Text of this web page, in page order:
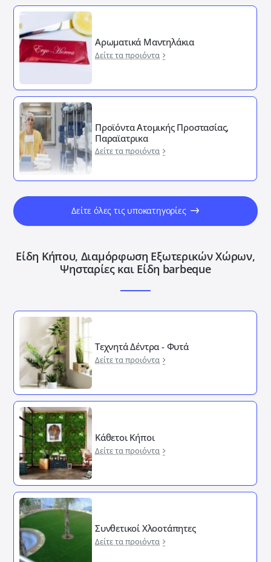
Αρωματικά Μαντηλάκια
Δείτε τα προιόντα
Προϊόντα Ατομικής Προστασίας,
Παραϊατρικα
Δείτε τα προιόντα
Δείτε όλες τις υποκατηγορίες
Είδη Κήπου, Διαμόρφωση Εξωτερικών Xώρων,
Ψησταρίες και Είδη barbeque
Τεχνητά Δέντρα - Φυτά
Δείτε τα προιόντα
Κάθετοι Κήποι
Δείτε τα προιόντα
Συνθετικοί Χλοοτάπητες
Δείτε τα προιόντα